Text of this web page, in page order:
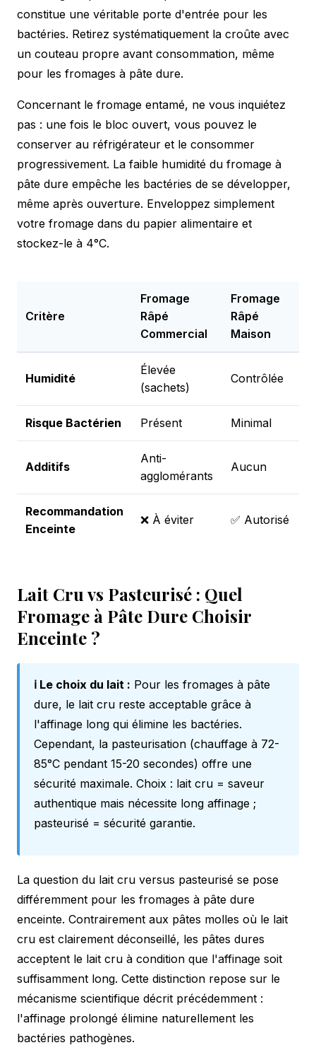
constitue une véritable porte d'entrée pour les
bactéries. Retirez systématiquement la croûte avec
un couteau propre avant consommation, même
pour les fromages à pâte dure.
Concernant le fromage entamé, ne vous inquiétez
pas : une fois le bloc ouvert, vous pouvez le
conserver au réfrigérateur et le consommer
progressivement. La faible humidité du fromage à
pâte dure empêche les bactéries de se développer,
même après ouverture. Enveloppez simplement
votre fromage dans du papier alimentaire et
stockez-le à 4°C.
Critère
Fromage
Râpé
Commercial
Fromage
Râpé
Maison
Humidité
Élevée
(sachets)
Contrôlée
Risque Bactérien Présent Minimal
Additifs
Anti-
agglomérants
Aucun
Recommandation
Enceinte
❌ À éviter ✅ Autorisé
Lait Cru vs Pasteurisé : Quel
Fromage à Pâte Dure Choisir
Enceinte ?
ℹ️ Le choix du lait : Pour les fromages à pâte
dure, le lait cru reste acceptable grâce à
l'affinage long qui élimine les bactéries.
Cependant, la pasteurisation (chauffage à 72-
85°C pendant 15-20 secondes) offre une
sécurité maximale. Choix : lait cru = saveur
authentique mais nécessite long affinage ;
pasteurisé = sécurité garantie.
La question du lait cru versus pasteurisé se pose
différemment pour les fromages à pâte dure
enceinte. Contrairement aux pâtes molles où le lait
cru est clairement déconseillé, les pâtes dures
acceptent le lait cru à condition que l'affinage soit
suffisamment long. Cette distinction repose sur le
mécanisme scientifique décrit précédemment :
l'affinage prolongé élimine naturellement les
bactéries pathogènes.